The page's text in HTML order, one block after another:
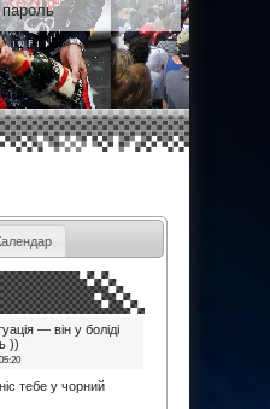
пароль
— він у боліді
))
тебе у чорний